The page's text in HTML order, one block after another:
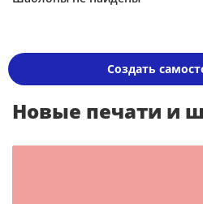
Создать
Новые печати и